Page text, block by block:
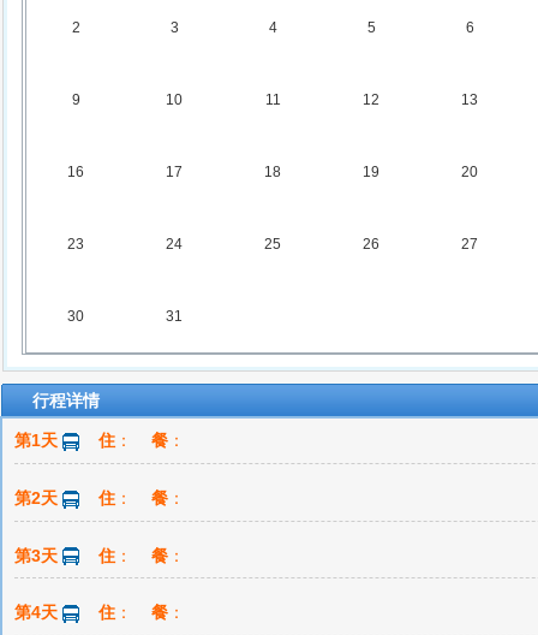
2 3 4 5 6
9 10 11 12 13
16 17 18 19 20
23 24 25 26 27
30 31
行程详情
第1天 住 ： 餐 ：
第2天 住 ： 餐 ：
第3天 住 ： 餐 ：
第4天 住 ： 餐 ：